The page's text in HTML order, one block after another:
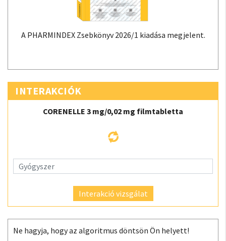
A PHARMINDEX Zsebkönyv 2026/1 kiadása megjelent.
INTERAKCIÓK
CORENELLE 3 mg/0,02 mg filmtabletta
Interakció vizsgálat
Ne hagyja, hogy az algoritmus döntsön Ön helyett!